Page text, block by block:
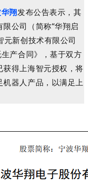
翔发布公告表示，其
公司（简称“华翔启
新创技术有限公司
产合同》，基于双方
得上海智元授权，将
器人产品，以满足上